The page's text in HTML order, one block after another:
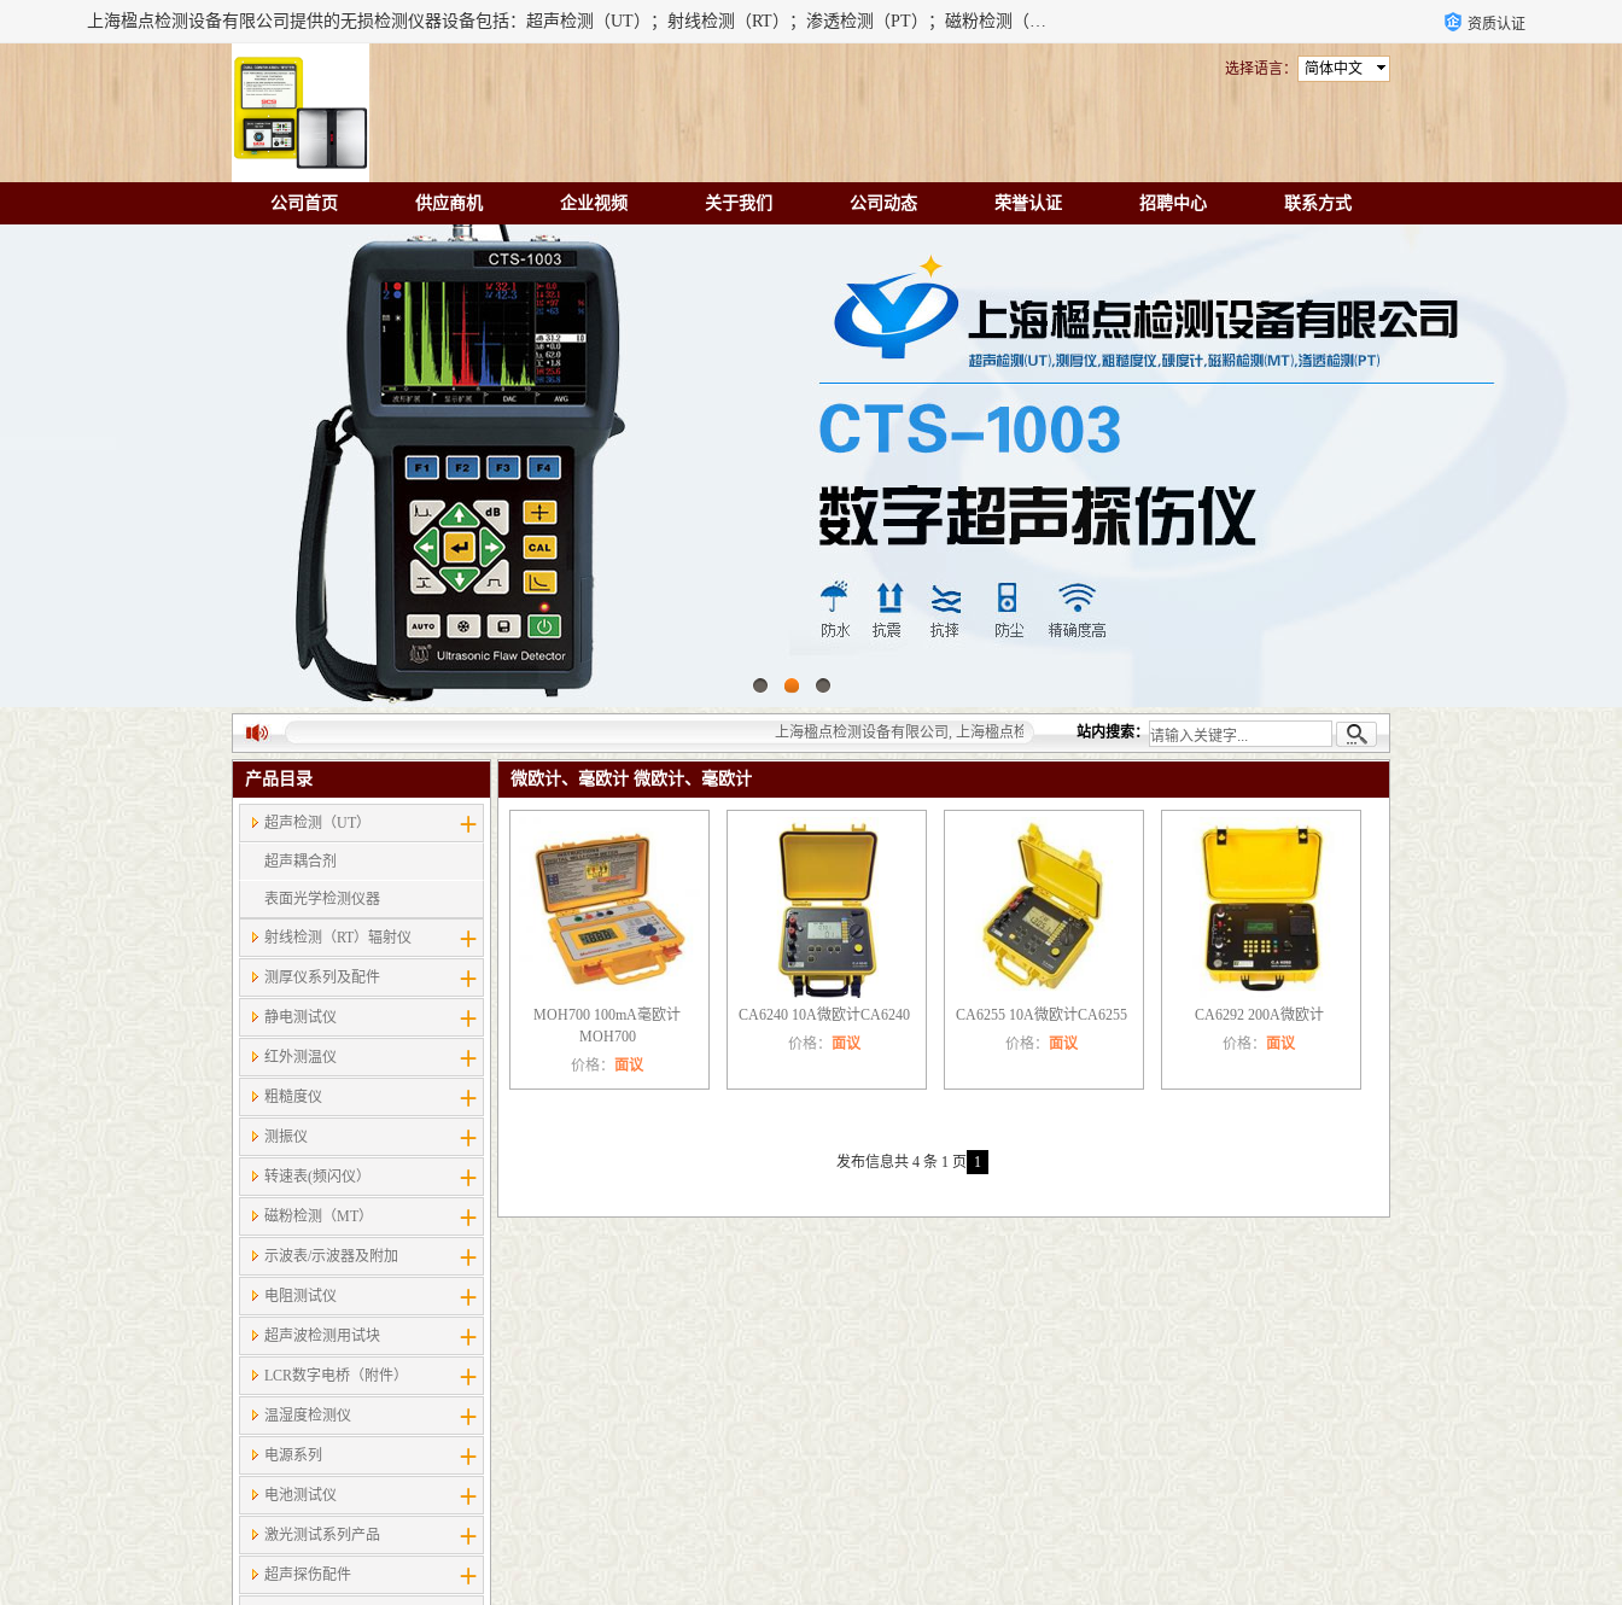
上海楹点检测设备有限公司提供的无损检测仪器设备包括：超声检测（UT）；射线检测（RT）；渗透检测（PT）；磁粉检测（MT）；涡流检测（ET）；化学用品（CH）、超声波相控阵、超声波测厚仪、超声导波、超声TOFD探伤仪、超声波探头、涡流探伤仪、涡流探头、涡流阵列、磁粉探伤机。代理以下品牌：汕超、美国GE(德国KK）、奥林巴斯（Olympus NDT）、美国磁通（Magnaflux）、DAKOTA等； 资质认证
简体中文
选择语言：
公司首页 供应商机 企业视频 关于我们 公司动态 荣誉认证 招聘中心 联系方式
上海楹点检测设备有限公司, 上海楹点检测设备有限公司提供的无损检测仪器设备包括：超声检测（UT）；射线检测（RT）；渗透检
站内搜索：
产品目录
超声检测（UT）
超声耦合剂
表面光学检测仪器
射线检测（RT）辐射仪
测厚仪系列及配件
静电测试仪
红外测温仪
粗糙度仪
测振仪
转速表(频闪仪）
磁粉检测（MT）
示波表/示波器及附加
电阻测试仪
超声波检测用试块
LCR数字电桥（附件）
温湿度检测仪
电源系列
电池测试仪
激光测试系列产品
超声探伤配件
微欧计、毫欧计 微欧计、毫欧计
MOH700 100mA毫欧计
MOH700
价格： 面议
CA6240 10A微欧计CA6240
价格： 面议
CA6255 10A微欧计CA6255
价格： 面议
CA6292 200A微欧计
价格： 面议
发布信息共 4 条 1 页 1